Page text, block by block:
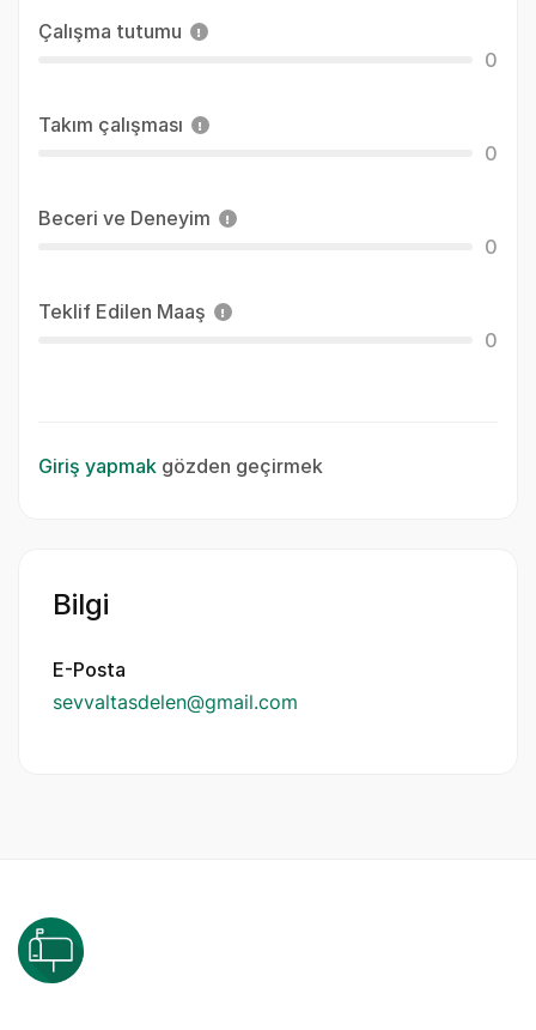
Çalışma tutumu
0
Takım çalışması
0
Beceri ve Deneyim
0
Teklif Edilen Maaş
0
Giriş yapmak gözden geçirmek
Bilgi
E-Posta
sevvaltasdelen@gmail.com